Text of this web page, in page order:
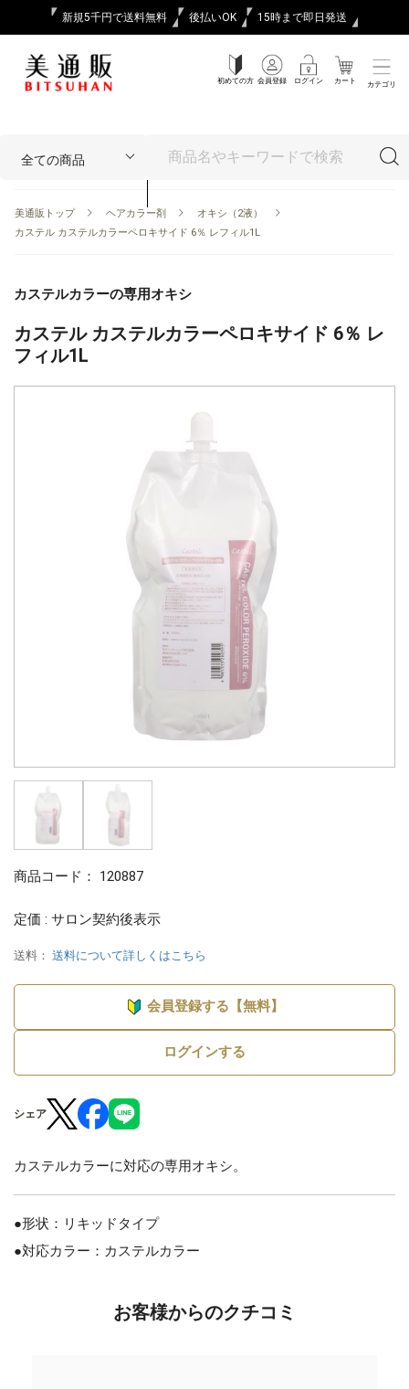
新規5千円で送料無料 後払いOK 15時まで即日発送
初めての方 会員登録 ログイン カート カテゴリ
美通販トップ ヘアカラー剤
オキシ（2液）
カステル カステルカラーペロキサイド 6％ レフィル1L
カステルカラーの専用オキシ
カステル カステルカラーペロキサイド 6％ レ
フィル1L
商品コード： 120887
定価 : サロン契約後表示
送料： 送料について詳しくはこちら
会員登録する【無料】
ログインする
シェア
カステルカラーに対応の専用オキシ。
●形状：リキッドタイプ
●対応カラー：カステルカラー
お客様からのクチコミ